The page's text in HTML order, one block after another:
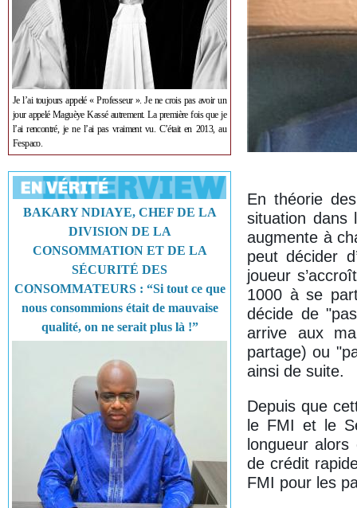
Je l’ai toujours appelé « Professeur ». Je ne crois pas avoir un
jour appelé Maguèye Kassé autrement. La première fois que je
l’ai rencontré, je ne l’ai pas vraiment vu. C’était en 2013, au
Fespaco.
BAKARY NDIAYE, CHEF DE LA
DIVISION DE LA
CONSOMMATION ET DE LA
SÉCURITÉ DES
CONSOMMATEURS : “Si tout ce que
nous consommions était de mauvaise
qualité, on ne serait plus là !”
En théorie
situation dans
augmente à
peut décider
joueur
1000 à se
décide de
arrive aux
partage) ou
ainsi de suite.
Depuis que
le FMI et le
longueur
de crédit
FMI pour les